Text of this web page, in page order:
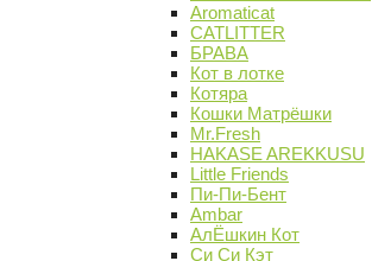
Aromaticat
CATLITTER
БРАВА
Кот в лотке
Котяра
Кошки Матрёшки
Mr.Fresh
HAKASE AREKKUSU
Little Friends
Пи-Пи-Бент
Ambar
АлЁшкин Кот
Си Си Кэт